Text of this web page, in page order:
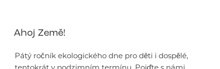
Ahoj Země!
Pátý ročník ekologického dne pro děti i dospělé,